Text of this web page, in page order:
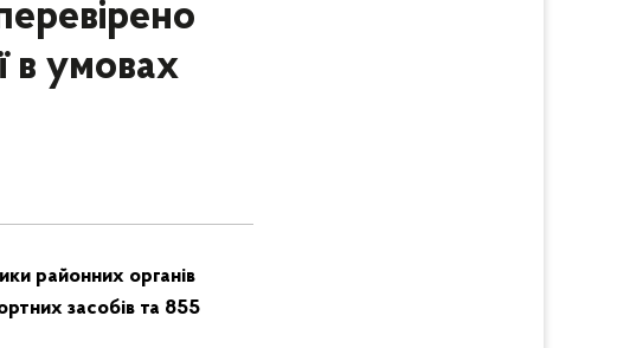
в умовах
районних органів
засобів та 855